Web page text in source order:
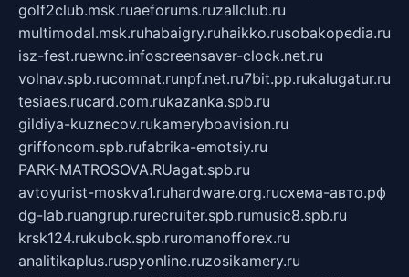
golf2club.msk.ruaeforums.ruzallclub.ru
multimodal.msk.ruhabaigry.ruhaikko.rusobakopedia.ru
isz-fest.ruewnc.infoscreensaver-clock.net.ru
volnav.spb.rucomnat.runpf.net.ru7bit.pp.rukalugatur.ru
tesiaes.rucard.com.rukazanka.spb.ru
gildiya-kuznecov.rukameryboavision.ru
griffoncom.spb.rufabrika-emotsiy.ru
PARK-MATROSOVA.RUagat.spb.ru
avtoyurist-moskva1.ruhardware.org.ruсхема-авто.рф
dg-lab.ruangrup.rurecruiter.spb.rumusic8.spb.ru
krsk124.rukubok.spb.ruromanofforex.ru
analitikaplus.ruspyonline.ruzosikamery.ru